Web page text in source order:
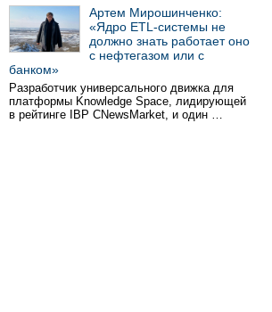
Артем Мирошинченко:
«Ядро ETL-системы не
должно знать работает оно
с нефтегазом или с
банком»
Разработчик универсального движка для
платформы Knowledge Space, лидирующей
в рейтинге IBP CNewsMarket, и один …